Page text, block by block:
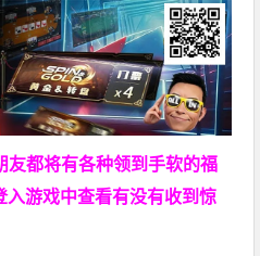
友都将有各种领到手软的福
游戏中查看有没有收到惊